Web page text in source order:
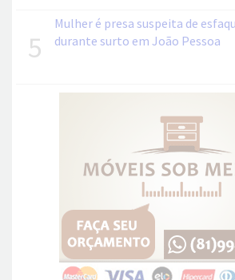
5
Mulher é presa suspeita de
durante surto em João Pessoa